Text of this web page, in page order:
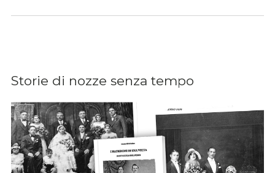
Storie di nozze senza tempo